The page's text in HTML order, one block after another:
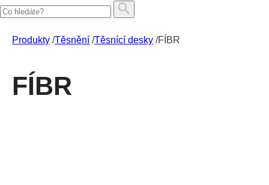
Produkty /Těsnění /Těsnící desky /FÍBR
FÍBR